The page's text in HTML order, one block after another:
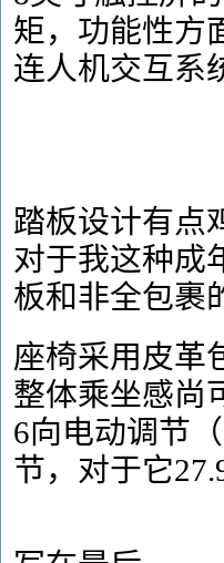
矩，功能性方
连人机交互系
踏板设计有点
对于我这种成
板和非全包裹
座椅采用皮革
整体乘坐感尚
6向电动调节
节，对于它